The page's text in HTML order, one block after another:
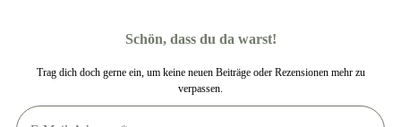
Schön, dass du da warst!
Trag dich doch gerne ein, um keine neuen Beiträge oder Rezensionen mehr zu
verpassen.